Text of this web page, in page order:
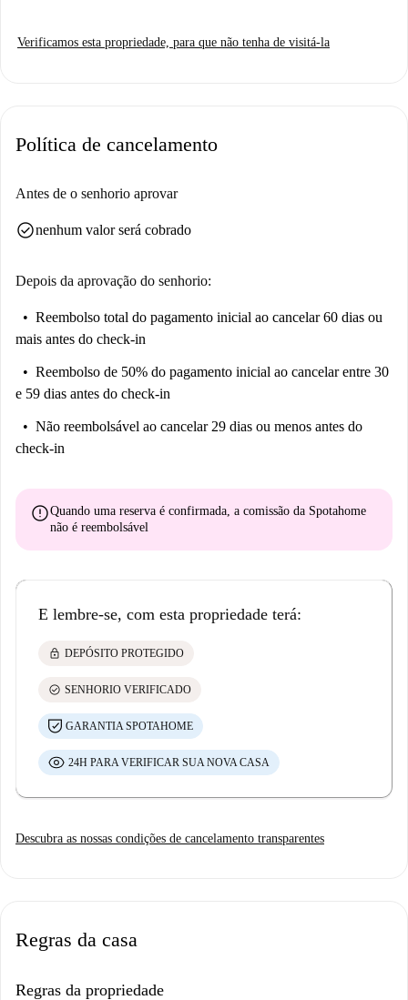
Verificamos esta propriedade, para que não tenha de visitá-la
Política de cancelamento
Antes de o senhorio aprovar
check_circlenenhum valor será cobrado
Depois da aprovação do senhorio:
Reembolso total do pagamento inicial ao cancelar 60 dias ou
mais antes do check-in
Reembolso de 50% do pagamento inicial ao cancelar entre 30
e 59 dias antes do check-in
Não reembolsável ao cancelar 29 dias ou menos antes do
check-in
errorQuando uma reserva é confirmada, a comissão da Spotahome
não é reembolsável
E lembre-se, com esta propriedade terá:
lock DEPÓSITO PROTEGIDO
check_circle SENHORIO VERIFICADO
GARANTIA SPOTAHOME
24H PARA VERIFICAR SUA NOVA CASA
Descubra as nossas condições de cancelamento transparentes
Regras da casa
Regras da propriedade